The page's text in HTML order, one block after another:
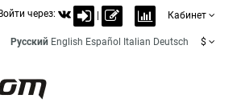
через: Кабинет
Русский English Español Italian Deutsch $